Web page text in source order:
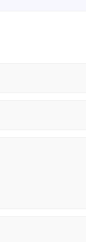
доступная.